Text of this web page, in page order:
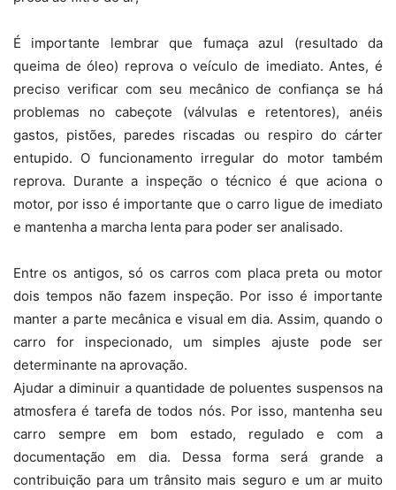
É importante lembrar que fumaça azul (resultado da
queima de óleo) reprova o veículo de imediato. Antes, é
preciso verificar com seu mecânico de confiança se há
problemas no cabeçote (válvulas e retentores), anéis
gastos, pistões, paredes riscadas ou respiro do cárter
entupido. O funcionamento irregular do motor também
reprova. Durante a inspeção o técnico é que aciona o
motor, por isso é importante que o carro ligue de imediato
e mantenha a marcha lenta para poder ser analisado.
Entre os antigos, só os carros com placa preta ou motor
dois tempos não fazem inspeção. Por isso é importante
manter a parte mecânica e visual em dia. Assim, quando o
carro for inspecionado, um simples ajuste pode ser
determinante na aprovação.
Ajudar a diminuir a quantidade de poluentes suspensos na
atmosfera é tarefa de todos nós. Por isso, mantenha seu
carro sempre em bom estado, regulado e com a
documentação em dia. Dessa forma será grande a
contribuição para um trânsito mais seguro e um ar muito